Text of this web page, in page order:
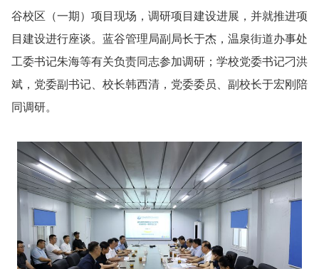
谷校区（一期）项目现场，调研项目建设进展，并就推进项
目建设进行座谈。蓝谷管理局副局长于杰，温泉街道办事处
工委书记朱海等有关负责同志参加调研；学校党委书记刁洪
斌，党委副书记、校长韩西清，党委委员、副校长于宏刚陪
同调研。